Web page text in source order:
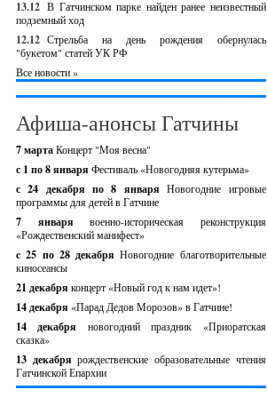
13.12 В Гатчинском парке найден ранее неизвестный
подземный ход
12.12 Стрельба на день рождения обернулась
"букетом" статей УК РФ
Все новости »
Афиша-анонсы Гатчины
7 мартаКонцерт "Моя весна"
с 1 по 8 января Фестиваль «Новогодняя кутерьма»
с 24 декабря по 8 январяНовогодние игровые
программы для детей в Гатчине
7 январявоенно-историческая реконструкция
«Рождественский манифест»
c 25 по 28 декабряНовогодние благотворительные
киносеансы
21 декабря концерт «Новый год к нам идет»!
14 декабря «Парад Дедов Морозов» в Гатчине!
14 декабря новогодний праздник «Приоратская
сказка»
13 декабрярождественские образовательные чтения
Гатчинской Епархии